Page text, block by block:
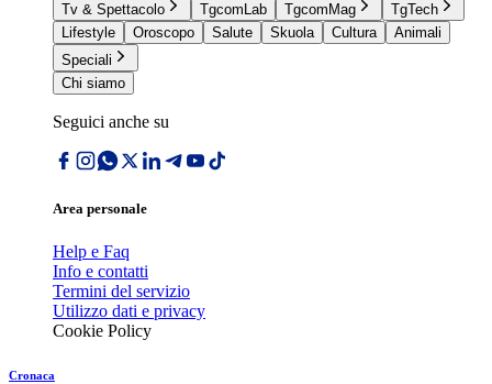
Tv & Spettacolo
TgcomLab TgcomMag
TgTech
Lifestyle
Oroscopo Salute Skuola Cultura
Animali
Speciali
Chi siamo
Seguici anche su
Area personale
Help e Faq
Info e contatti
Termini del servizio
Utilizzo dati e privacy
Cookie Policy
Cronaca